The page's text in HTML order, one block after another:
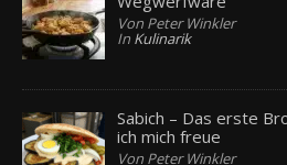
Von Peter Winkler
In Kulinarik
Sabich – Das erste
ich mich freue
Von Peter Winkler